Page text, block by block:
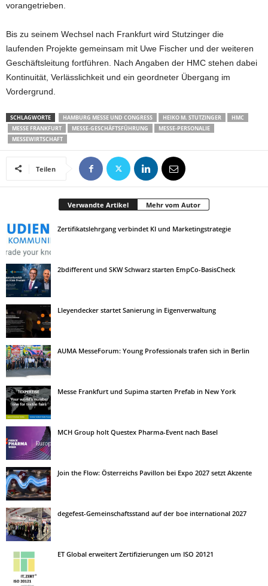
vorangetrieben.
Bis zu seinem Wechsel nach Frankfurt wird Stutzinger die
laufenden Projekte gemeinsam mit Uwe Fischer und der weiteren
Geschäftsleitung fortführen. Nach Angaben der HMC stehen dabei
Kontinuität, Verlässlichkeit und ein geordneter Übergang im
Vordergrund.
SCHLAGWORTE HAMBURG MESSE UND CONGRESS HEIKO M. STUTZINGER
HMC
MESSE FRANKFURT
MESSE-GESCHÄFTSFÜHRUNG
MESSE-PERSONALIE
MESSEWIRTSCHAFT
Teilen
Verwandte Artikel Mehr vom Autor
Zertifikatslehrgang verbindet KI und Marketingstrategie
2bdifferent und SKW Schwarz starten EmpCo-BasisCheck
Lleyendecker startet Sanierung in Eigenverwaltung
AUMA MesseForum: Young Professionals trafen sich in Berlin
Messe Frankfurt und Supima starten Prefab in New York
MCH Group holt Questex Pharma-Event nach Basel
Join the Flow: Österreichs Pavillon bei Expo 2027 setzt Akzente
degefest-Gemeinschaftsstand auf der boe international 2027
ET Global erweitert Zertifizierungen um ISO 20121